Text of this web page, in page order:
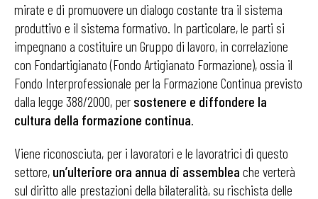
mirate e di promuovere un dialogo costante tra il sistema
produttivo e il sistema formativo. In particolare, le parti si
impegnano a costituire un Gruppo di lavoro, in correlazione
con Fondartigianato (Fondo Artigianato Formazione), ossia il
Fondo Interprofessionale per la Formazione Continua previsto
dalla legge 388/2000, per sostenere e diffondere la
cultura della formazione continua.
Viene riconosciuta, per i lavoratori e le lavoratrici di questo
settore, un’ulteriore ora annua di assemblea che verterà
sul diritto alle prestazioni della bilateralità, su rischista delle